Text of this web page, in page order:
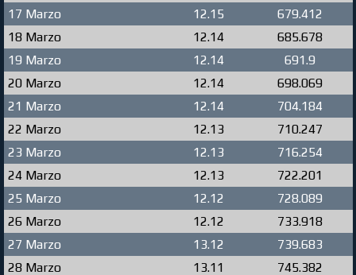
17 Marzo
12.15
679.412
18 Marzo
12.14
685.678
19 Marzo
12.14
691.9
20 Marzo
12.14
698.069
21 Marzo
12.14
704.184
22 Marzo
12.13
710.247
23 Marzo
12.13
716.254
24 Marzo
12.13
722.201
25 Marzo
12.12
728.089
26 Marzo
12.12
733.918
27 Marzo
13.12
739.683
28 Marzo
13.11
745.382